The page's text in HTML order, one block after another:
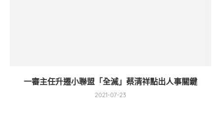
一審主任升遷小聯盟「全滅」蔡清祥點出人事關鍵
2021-07-23